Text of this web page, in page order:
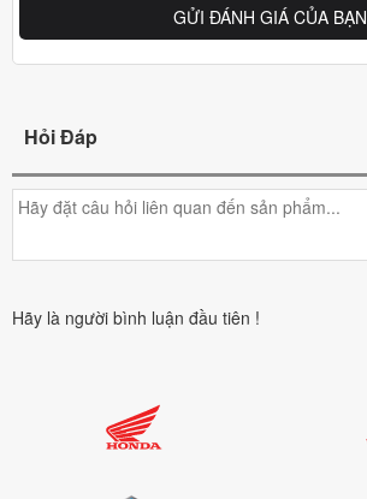
GỬI ĐÁNH GIÁ CỦA BẠN
Hỏi Đáp
Hãy là người bình luận đầu tiên !